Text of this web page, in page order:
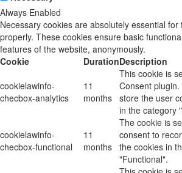
Always Enabled
Necessary cookies are absolutely essential
properly. These cookies ensure basic
features of the website, anonymously.
Cookie
DurationDescription
cookielawinfo-
checbox-analytics
11
months
This cookie is
Consent
store the user
in the category
cookielawinfo-
checbox-functional
11
months
The cookie is
consent to
the cookies in
"Functional".